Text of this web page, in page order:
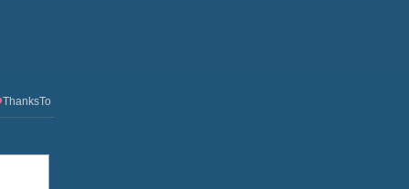
ThanksTo